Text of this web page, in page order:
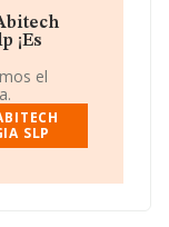
'Actividades de
La compañía
social
(28043), en
los datos de
¡Es
el
SLP